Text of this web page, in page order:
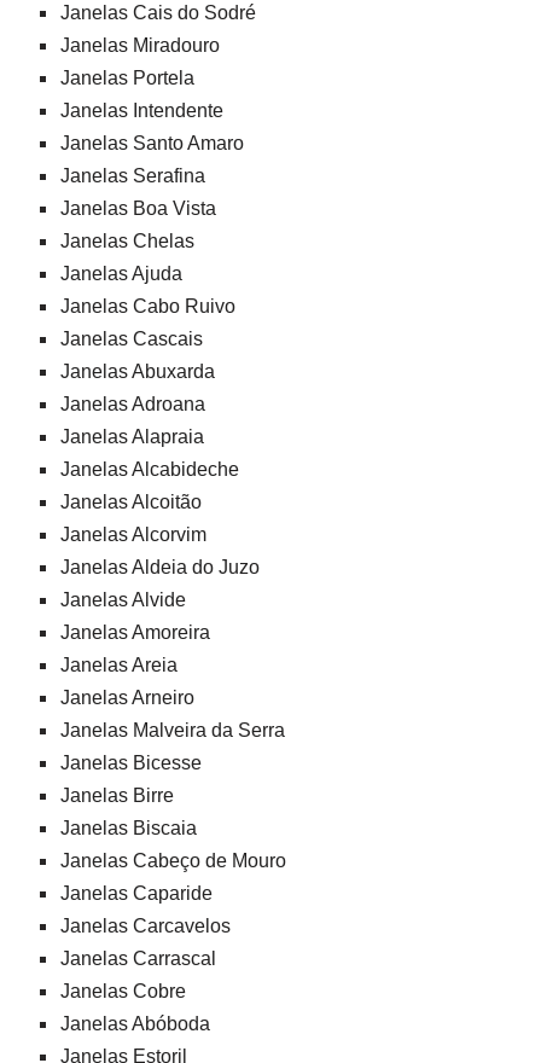
Janelas Cais do Sodré
Janelas Miradouro
Janelas Portela
Janelas Intendente
Janelas Santo Amaro
Janelas Serafina
Janelas Boa Vista
Janelas Chelas
Janelas Ajuda
Janelas Cabo Ruivo
Janelas Cascais
Janelas Abuxarda
Janelas Adroana
Janelas Alapraia
Janelas Alcabideche
Janelas Alcoitão
Janelas Alcorvim
Janelas Aldeia do Juzo
Janelas Alvide
Janelas Amoreira
Janelas Areia
Janelas Arneiro
Janelas Malveira da Serra
Janelas Bicesse
Janelas Birre
Janelas Biscaia
Janelas Cabeço de Mouro
Janelas Caparide
Janelas Carcavelos
Janelas Carrascal
Janelas Cobre
Janelas Abóboda
Janelas Estoril